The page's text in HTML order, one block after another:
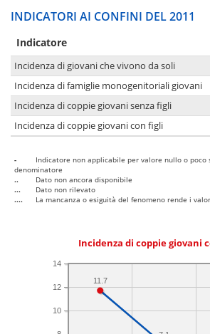
INDICATORI AI CONFINI DEL 2011
Indicatore
Incidenza di giovani che vivono da soli
Incidenza di famiglie monogenitoriali giovani
Incidenza di coppie giovani senza figli
Incidenza di coppie giovani con figli
-
Indicatore non applicabile per valore nullo o poco
denominatore
..
Dato non ancora disponibile
...
Dato non rilevato
....
La mancanza o esiguità del fenomeno rende i
Incidenza di coppie giovani
10
12
14
11.7